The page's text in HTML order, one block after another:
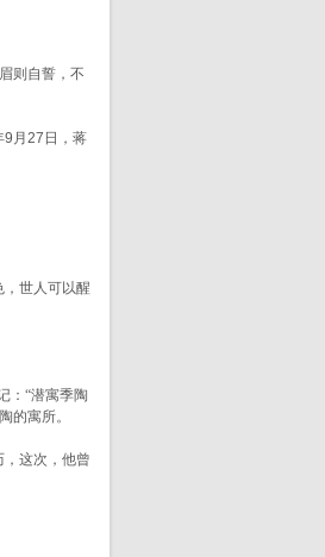
则自誓，不
9月27日，蒋
世人可以醒
： “潜寓季陶
的寓所。
这次，他曾